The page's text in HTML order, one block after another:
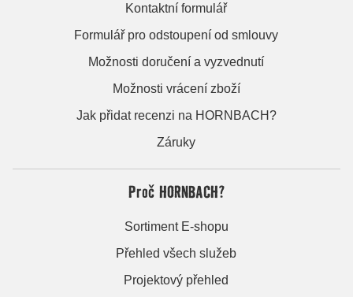
Kontaktní formulář
Formulář pro odstoupení od smlouvy
Možnosti doručení a vyzvednutí
Možnosti vrácení zboží
Jak přidat recenzi na HORNBACH?
Záruky
Proč HORNBACH?
Sortiment E-shopu
Přehled všech služeb
Projektový přehled